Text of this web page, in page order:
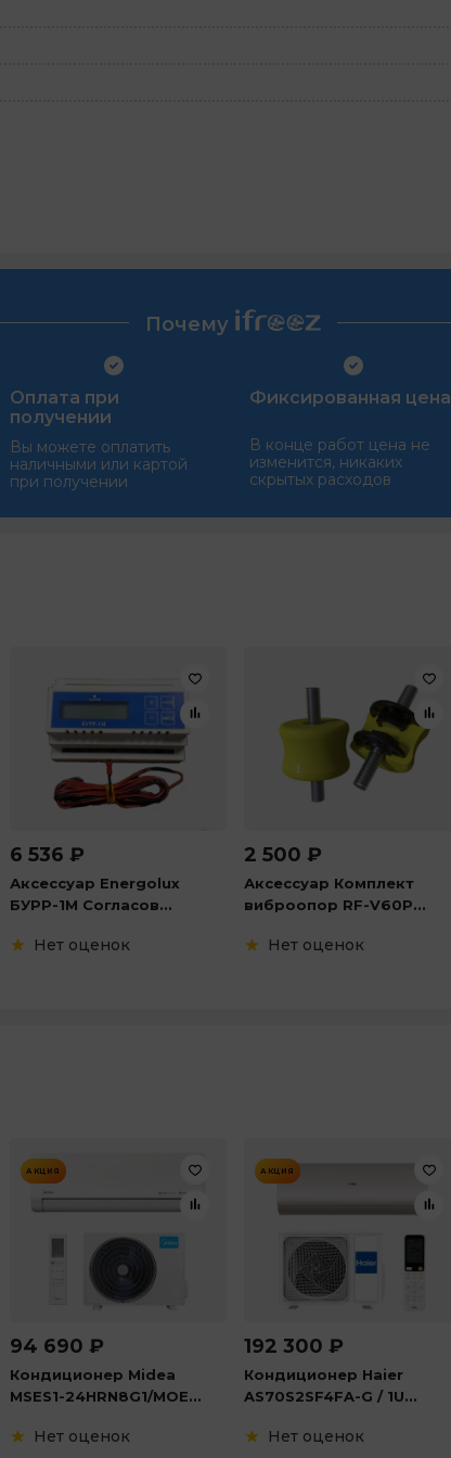
Почему
Оплата при
получении
Вы можете оплатить
наличными или картой
при получении
Фиксированная цена
В конце работ цена не
изменится, никаких
скрытых расходов
6 536 ₽
Аксессуар Energolux
БУРР-1М Согласов...
Нет оценок
2 500 ₽
Аксессуар Комплект
виброопор RF-V60P...
Нет оценок
АКЦИЯ
94 690 ₽
Кондиционер Midea
MSES1-24HRN8G1/MOE...
Нет оценок
АКЦИЯ
192 300 ₽
Кондиционер Haier
AS70S2SF4FA-G / 1U...
Нет оценок